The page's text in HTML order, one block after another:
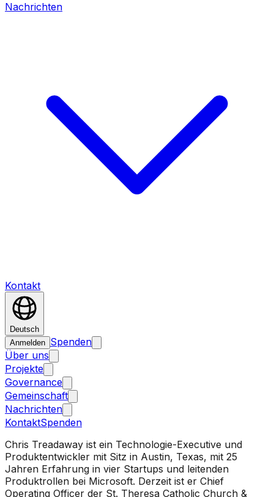
Nachrichten
Kontakt
Deutsch
Anmelden Spenden
Über uns
Projekte
Governance
Gemeinschaft
Nachrichten
KontaktSpenden
Chris Treadaway ist ein Technologie-Executive und
Produktentwickler mit Sitz in Austin, Texas, mit 25
Jahren Erfahrung in vier Startups und leitenden
Produktrollen bei Microsoft. Derzeit ist er Chief
Operating Officer der St. Theresa Catholic Church &